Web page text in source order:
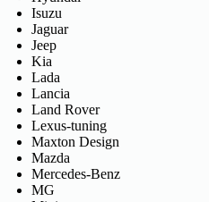
Isuzu
Jaguar
Jeep
Kia
Lada
Lancia
Land Rover
Lexus-tuning
Maxton Design
Mazda
Mercedes-Benz
MG